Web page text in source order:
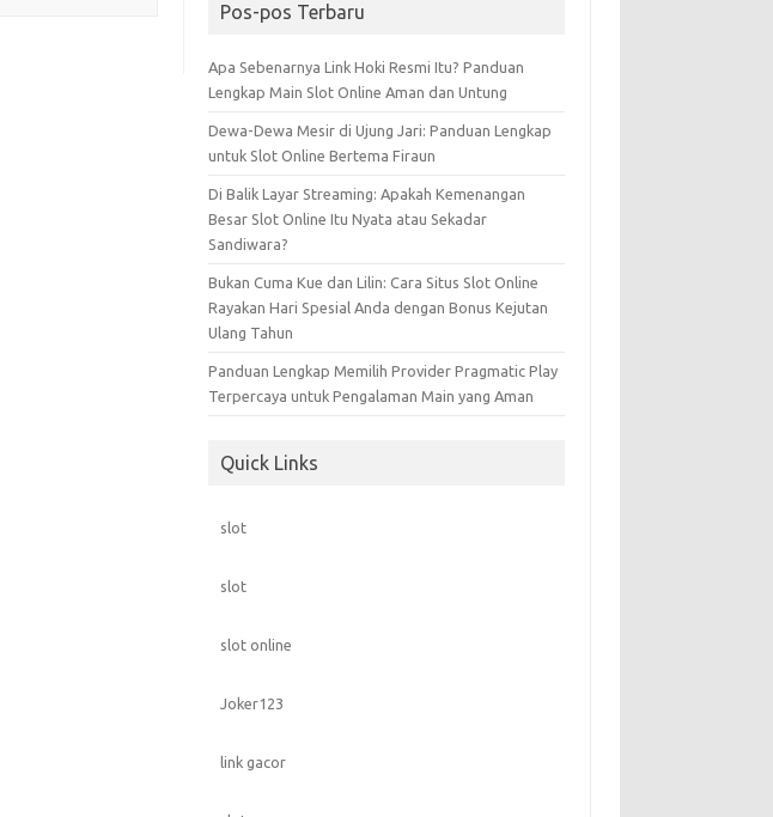
Pos-pos Terbaru
Apa Sebenarnya Link Hoki Resmi Itu? Panduan
Lengkap Main Slot Online Aman dan Untung
Dewa-Dewa Mesir di Ujung Jari: Panduan Lengkap
untuk Slot Online Bertema Firaun
Di Balik Layar Streaming: Apakah Kemenangan
Besar Slot Online Itu Nyata atau Sekadar
Sandiwara?
Bukan Cuma Kue dan Lilin: Cara Situs Slot Online
Rayakan Hari Spesial Anda dengan Bonus Kejutan
Ulang Tahun
Panduan Lengkap Memilih Provider Pragmatic Play
Terpercaya untuk Pengalaman Main yang Aman
Quick Links
slot
slot
slot online
Joker123
link gacor